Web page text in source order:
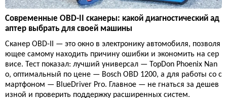
Современные OBD-II сканеры: какой диагностический ад
аптер выбрать для своей машины
Сканер OBD-II — это окно в электронику автомобиля, позволя
ющее самому находить причину ошибки и экономить на сер
висе. Тест показал: лучший универсал — TopDon Phoenix Nan
o, оптимальный по цене — Bosch OBD 1200, а для работы со с
мартфоном — BlueDriver Pro. Главное — не гнаться за дешев
изной и проверить поддержку расширенных систем.